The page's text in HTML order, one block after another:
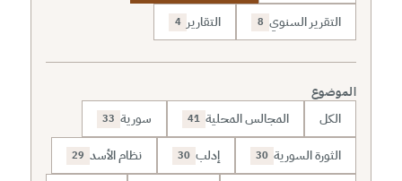
التقرير السنوي 8 التقارير 4
الموضوع
الكل المجالس المحلية 41 سورية 33
الثورة السورية 30 إدلب 30 نظام الأسد 29